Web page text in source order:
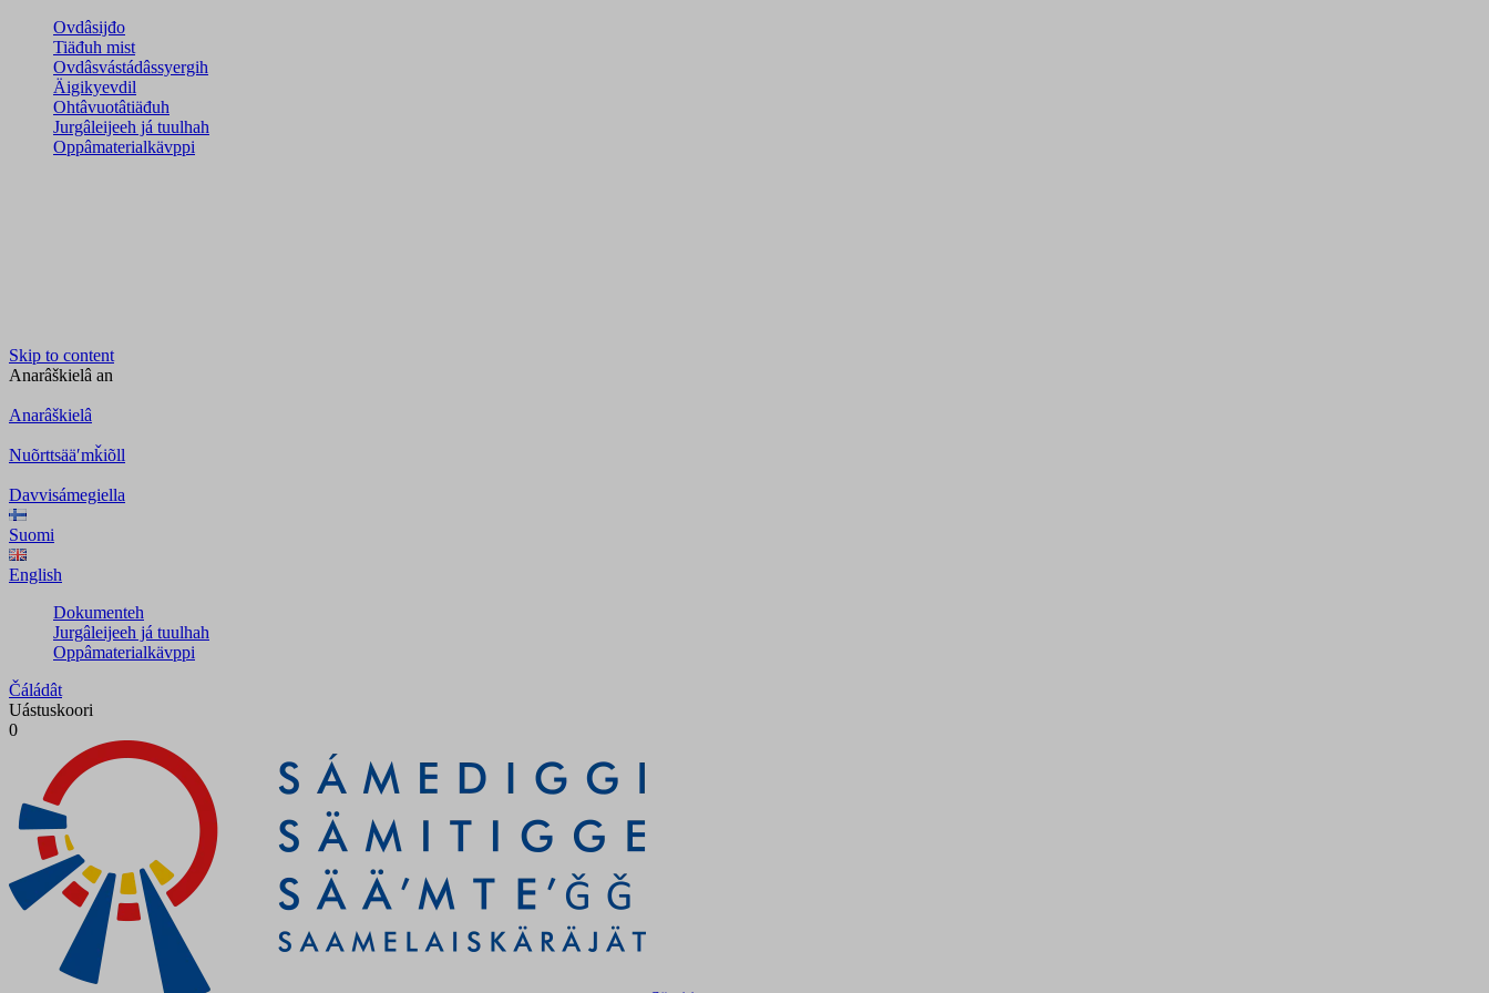
Ovdâsijđo
Tiäđuh mist
Ovdâsvástádâssyergih
Äigikyevdil
Ohtâvuotâtiäđuh
Jurgâleijeeh já tuulhah
Oppâmaterialkävppi
Skip to content
Anarâškielâ an
Anarâškielâ
Nuõrttsääʹmǩiõll
Davvisámegiella
Suomi
English
Dokumenteh
Jurgâleijeeh já tuulhah
Oppâmaterialkävppi
Čáládât
Uástuskoori
0